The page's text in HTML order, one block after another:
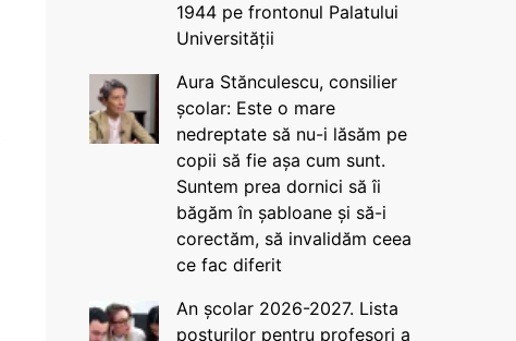
1944 pe frontonul Palatului
Universității
Aura Stănculescu, consilier
școlar: Este o mare
nedreptate să nu-i lăsăm pe
copii să fie așa cum sunt.
Suntem prea dornici să îi
băgăm în șabloane și să-i
corectăm, să invalidăm ceea
ce fac diferit
An școlar 2026-2027. Lista
posturilor pentru profesori a